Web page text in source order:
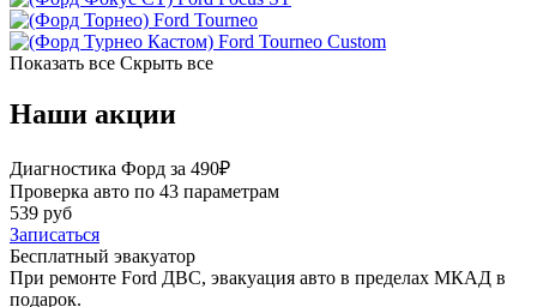
Ford Tourneo
Ford Tourneo Custom
Показать все Скрыть все
Наши акции
Диагностика Форд за 490₽
Проверка авто по 43 параметрам
539 руб
Записаться
Бесплатный эвакуатор
При ремонте Ford ДВС, эвакуация авто в пределах МКАД в
подарок.